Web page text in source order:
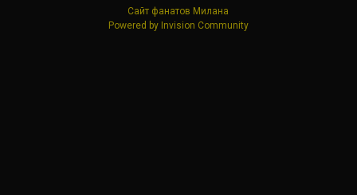
Сайт фанатов Милана
Powered by Invision Community